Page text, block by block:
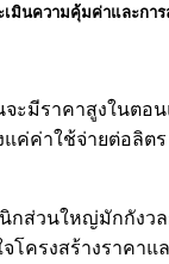
นความคุ้มค่าและกา
ะมีราคาสูงในตอ
ค่ค่าใช้จ่ายต่อลิต
นิกส่วนใหญ่มักกั
ครงสร้างราคาแ